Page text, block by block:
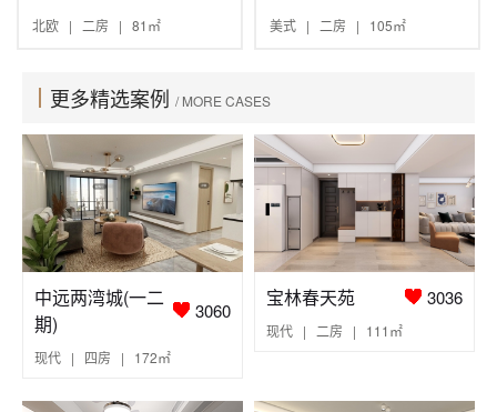
北欧 | 二房 | 81㎡ 美式 | 二房 | 105㎡
更多精选案例 / MORE CASES
中远两湾城(一二
期)
3060
现代 | 四房 | 172㎡
宝林春天苑 3036
现代 | 二房 | 111㎡